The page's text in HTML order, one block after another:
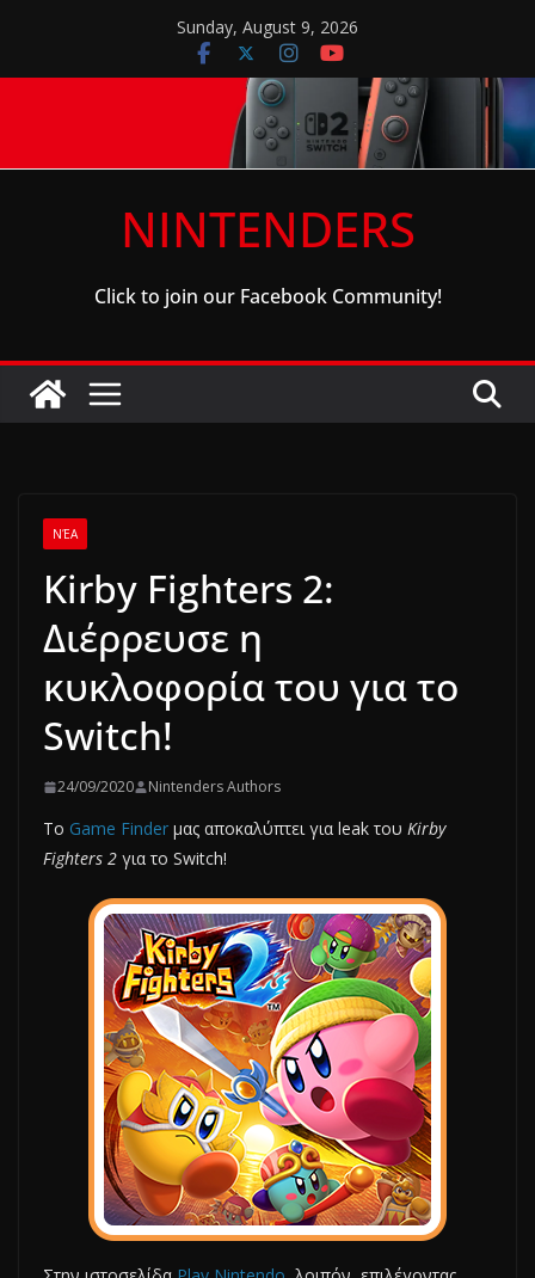
content
Sunday, August 9, 2026
NINTENDERS
Click to join our Facebook Community!
ΝΈΑ
Kirby Fighters 2:
Διέρρευσε η
κυκλοφορία του για το
Switch!
24/09/2020 Nintenders Authors
To Game Finder μας αποκαλύπτει για leak του Kirby
Fighters 2 για το Switch!